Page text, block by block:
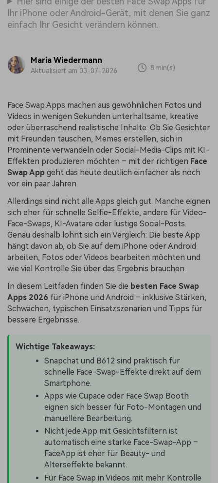
Ihr iPhone oder Android-Gerät, mit denen Sie ganz
einfach Ihr Gesicht verändern können.
Maria Wiedermann
Aktualisiert am 03-07-2026 8 min(s)
Face Swap Apps machen aus gewöhnlichen Fotos und
Videos in wenigen Sekunden unterhaltsame, kreative
oder überraschend realistische Inhalte. Ob Sie Gesichter
mit Freunden tauschen, Memes erstellen, sich in
Prominente verwandeln oder Social-Media-Clips mit KI-
Effekten produzieren möchten – mit der richtigen Face
Swap App geht das heute deutlich einfacher als noch
vor ein paar Jahren.
Allerdings sind nicht alle Apps gleich gut. Manche eignen
sich eher für schnelle Selfie-Effekte, andere für Video-
Face-Swaps, KI-Avatare oder lustige Social-Posts.
Genau deshalb lohnt sich ein Vergleich: Die beste App
hängt davon ab, ob Sie auf dem iPhone oder Android
arbeiten, Fotos oder Videos bearbeiten möchten und
wie viel Kontrolle Sie über das Ergebnis brauchen.
In diesem Leitfaden finden Sie die besten Face Swap
Apps 2026 für iPhone und Android – inklusive Stärken,
Schwächen, typischen Einsatzszenarien und Tipps für
bessere Ergebnisse.
Wichtige Takeaways:
Snapchat und B612 sind praktisch für
schnelle Face-Swap-Effekte direkt auf dem
Smartphone.
Apps wie Cupace oder Face Swap Booth
eignen sich besser für Foto-Montagen und
manuellere Bearbeitung.
Nicht jede App mit Gesichtsfiltern ist
automatisch eine starke Face-Swap-App –
FaceApp ist eher für Beauty- und
Alterseffekte bekannt.
Für Face Swap in Videos mit mehr Kontrolle